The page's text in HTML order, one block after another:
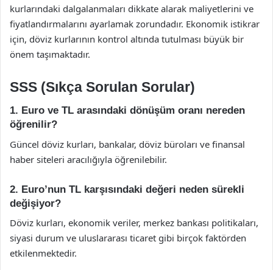
kurlarındaki dalgalanmaları dikkate alarak maliyetlerini ve
fiyatlandırmalarını ayarlamak zorundadır. Ekonomik istikrar
için, döviz kurlarının kontrol altında tutulması büyük bir
önem taşımaktadır.
SSS (Sıkça Sorulan Sorular)
1. Euro ve TL arasındaki dönüşüm oranı nereden
öğrenilir?
Güncel döviz kurları, bankalar, döviz büroları ve finansal
haber siteleri aracılığıyla öğrenilebilir.
2. Euro’nun TL karşısındaki değeri neden sürekli
değişiyor?
Döviz kurları, ekonomik veriler, merkez bankası politikaları,
siyasi durum ve uluslararası ticaret gibi birçok faktörden
etkilenmektedir.